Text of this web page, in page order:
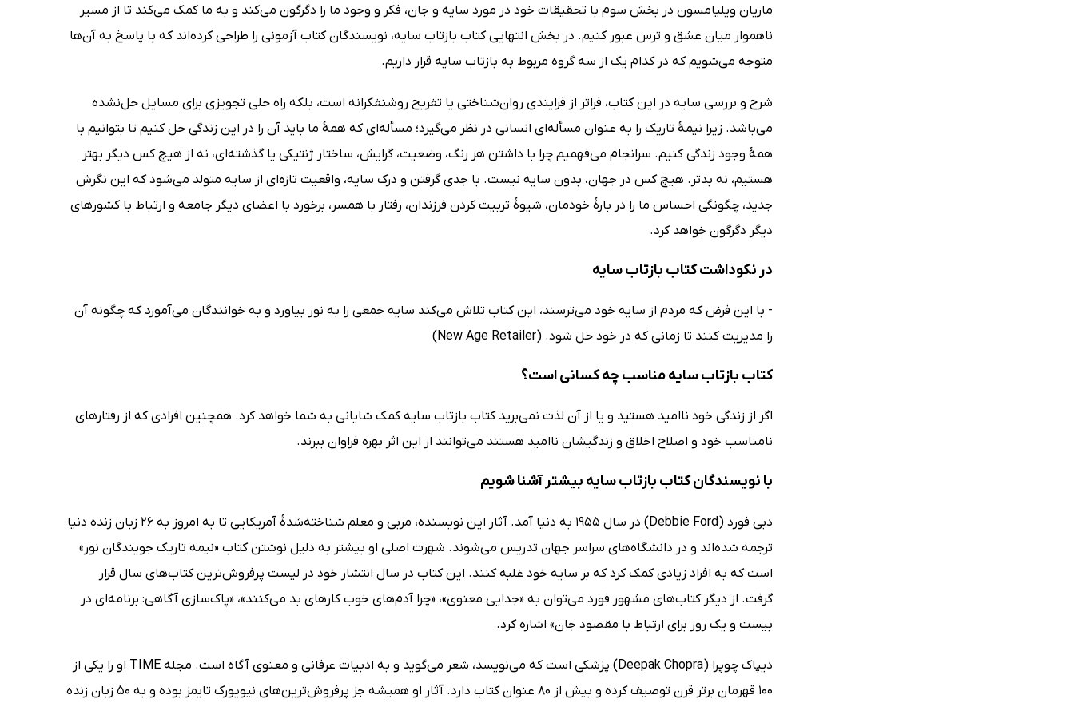
ماریان ویلیامسون در بخش سوم با تحقیقات خود در مورد سایه و جان، فکر و وجود ما را دگرگون می‌کند و به ما کمک می‌کند تا از مسیر
ناهموار میان عشق و ترس عبور کنیم. در بخش انتهایی کتاب بازتاب سایه، نویسندگان کتاب آزمونی را طراحی کرده‌اند که با پاسخ به آن‌ها
متوجه می‌شویم که در کدام یک از سه گروه مربوط به بازتاب سایه قرار داریم.
شرح و بررسی سایه در این کتاب، فراتر از فرایندی روان‌شناختی یا تفریح روشنفکرانه است، بلکه راه حلی تجویزی برای مسایل حل‌نشده
می‌باشد. زیرا نیمۀ تاریک را به عنوان مسأله‌ای انسانی در نظر می‌گیرد؛ مسأله‌ای که همۀ ما باید آن را در این زندگی حل کنیم تا بتوانیم با
همۀ وجود زندگی کنیم. سرانجام می‌فهمیم چرا با داشتن هر رنگ، وضعیت، گرایش، ساختار ژنتیکی یا گذشته‌ای، نه از هیچ کس دیگر بهتر
هستیم، نه بدتر. هیچ کس در جهان، بدون سایه نیست. با جدی گرفتن و درک سایه، واقعیت تازه‌ای از سایه متولد می‌شود که این نگرش
جدید، چگونگی احساس ما را در بارۀ خودمان، شیوۀ تربیت کردن فرزندان، رفتار با همسر، برخورد با اعضای دیگر جامعه و ارتباط با کشورهای
دیگر دگرگون خواهد کرد.
در نکوداشت کتاب بازتاب سایه
- با این فرض که مردم از سایه خود می‌ترسند، این کتاب تلاش می‌کند سایه جمعی را به نور بیاورد و به خوانندگان می‌آموزد که چگونه آن
را مدیریت کنند تا زمانی که در خود حل شود. (New Age Retailer)
کتاب بازتاب سایه مناسب چه کسانی است؟
اگر از زندگی خود ناامید هستید و یا از آن لذت نمی‌برید کتاب بازتاب سایه کمک شایانی به شما خواهد کرد. همچنین افرادی که از رفتارهای
نامناسب خود و اصلاح اخلاق و زندگیشان ناامید هستند می‌توانند از این اثر بهره فراوان ببرند.
با نویسندگان کتاب بازتاب سایه بیشتر آشنا شویم
دبی فورد (Debbie Ford) در سال 1955 به دنیا آمد. آثار این نویسنده، مربی و معلم شناخته‌شدهٔ آمریکایی تا به امروز به 26 زبان زنده دنیا
ترجمه شده‌اند و در دانشگاه‌های سراسر جهان تدریس می‌شوند. شهرت اصلی او بیشتر به دلیل نوشتن کتاب «نیمه تاریک جویندگان نور»
است که به افراد زیادی کمک کرد که بر سایه خود غلبه کنند. این کتاب در سال انتشار خود در لیست پرفروش‌ترین کتاب‌های سال قرار
گرفت. از دیگر کتاب‌های مشهور فورد می‌توان به «جدایی معنوی»، «چرا آدم‌های خوب کارهای بد می‌کنند»، «پاک‌سازی آگاهی: برنامه‌ای در
بیست و یک روز برای ارتباط با مقصود جان» اشاره کرد.
دیپاک چوپرا (Deepak Chopra) پزشکی است که می‌نویسد، شعر می‌گوید و به ادبیات عرفانی و معنوی آگاه است. مجله TIME او را یکی از
100 قهرمان برتر قرن توصیف کرده و بیش از 80 عنوان کتاب دارد. آثار او همیشه جز پرفروش‌ترین‌های نیویورک تایمز بوده و به 50 زبان زنده